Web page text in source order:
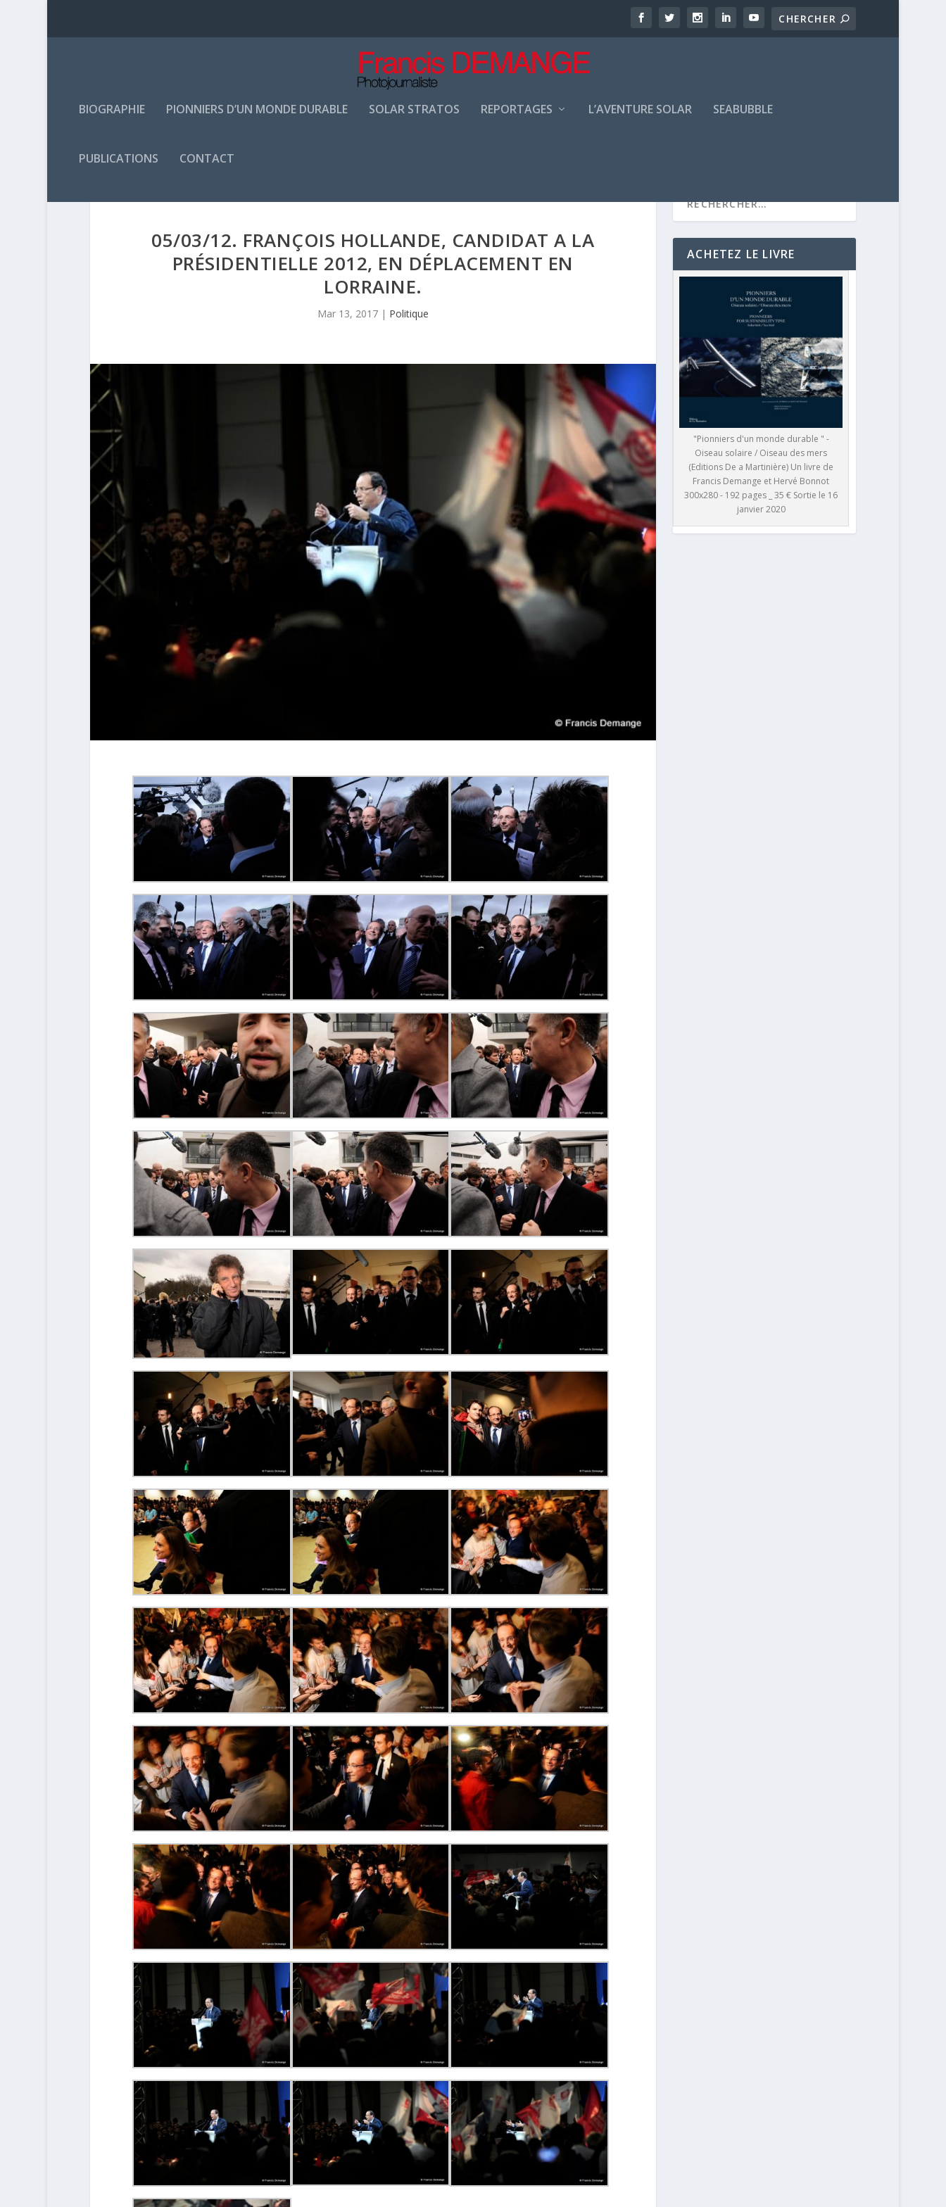
BIOGRAPHIE PIONNIERS D’UN MONDE DURABLE SOLAR STRATOS REPORTAGES L’AVENTURE SOLAR SEABUBBLE
PUBLICATIONS CONTACT
05/03/12. FRANÇOIS HOLLANDE, CANDIDAT A LA
PRÉSIDENTIELLE 2012, EN DÉPLACEMENT EN
LORRAINE.
Mar 13, 2017| Politique
ACHETEZ LE LIVRE
"Pionniers d'un monde durable " -
Oiseau solaire / Oiseau des mers
(Editions De a Martinière) Un livre de
Francis Demange et Hervé Bonnot
300x280 - 192 pages _ 35 € Sortie le 16
janvier 2020